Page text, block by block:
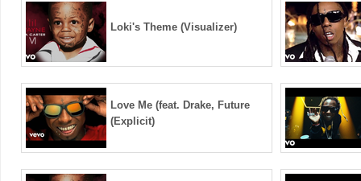
Loki's Theme (Visualizer)
Love Me (feat. Drake, Future
(Explicit)